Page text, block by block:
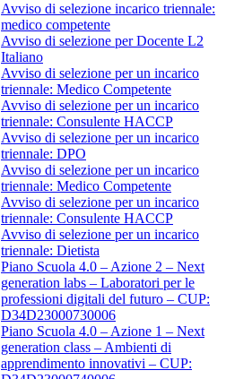
Avviso di selezione incarico triennale:
medico competente
Avviso di selezione per Docente L2
Italiano
Avviso di selezione per un incarico
triennale: Medico Competente
Avviso di selezione per un incarico
triennale: Consulente HACCP
Avviso di selezione per un incarico
triennale: DPO
Avviso di selezione per un incarico
triennale: Medico Competente
Avviso di selezione per un incarico
triennale: Consulente HACCP
Avviso di selezione per un incarico
triennale: Dietista
Piano Scuola 4.0 – Azione 2 – Next
generation labs – Laboratori per le
professioni digitali del futuro – CUP:
D34D23000730006
Piano Scuola 4.0 – Azione 1 – Next
generation class – Ambienti di
apprendimento innovativi – CUP: